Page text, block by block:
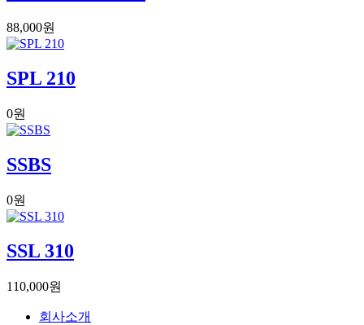
88,000원
SPL 210
0원
SSBS
0원
SSL 310
110,000원
회사소개